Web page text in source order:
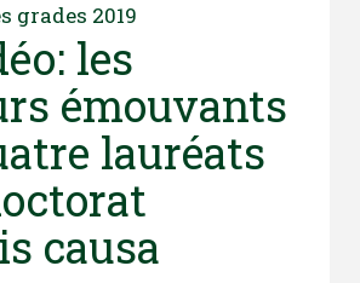
grades 2019
les
émouvants
lauréats
causa